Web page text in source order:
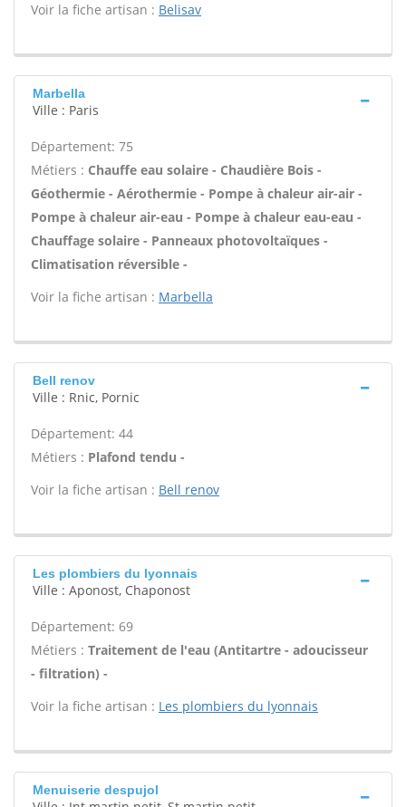
Voir la fiche artisan : Belisav
Marbella
Ville : Paris
Département: 75
Métiers : Chauffe eau solaire - Chaudière Bois -
Géothermie - Aérothermie - Pompe à chaleur air-air -
Pompe à chaleur air-eau - Pompe à chaleur eau-eau -
Chauffage solaire - Panneaux photovoltaïques -
Climatisation réversible -
Voir la fiche artisan : Marbella
Bell renov
Ville : Rnic, Pornic
Département: 44
Métiers : Plafond tendu -
Voir la fiche artisan : Bell renov
Les plombiers du lyonnais
Ville : Aponost, Chaponost
Département: 69
Métiers : Traitement de l'eau (Antitartre - adoucisseur
- filtration) -
Voir la fiche artisan : Les plombiers du lyonnais
Menuiserie despujol